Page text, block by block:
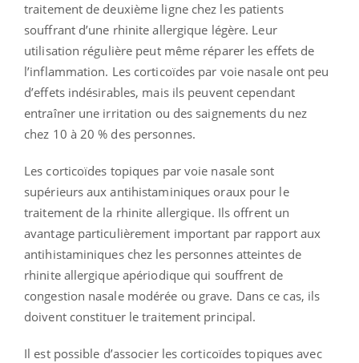
traitement de deuxième ligne chez les patients
souffrant d’une rhinite allergique légère. Leur
utilisation régulière peut même réparer les effets de
l’inflammation. Les corticoïdes par voie nasale ont peu
d’effets indésirables, mais ils peuvent cependant
entraîner une irritation ou des saignements du nez
chez 10 à 20 % des personnes.
Les corticoïdes topiques par voie nasale sont
supérieurs aux antihistaminiques oraux pour le
traitement de la rhinite allergique. Ils offrent un
avantage particulièrement important par rapport aux
antihistaminiques chez les personnes atteintes de
rhinite allergique apériodique qui souffrent de
congestion nasale modérée ou grave. Dans ce cas, ils
doivent constituer le traitement principal.
Il est possible d’associer les corticoïdes topiques avec